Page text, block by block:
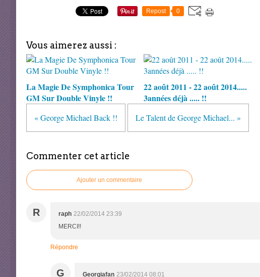
Repost 0
Vous aimerez aussi :
La Magie De Symphonica Tour
GM Sur Double Vinyle !!
22 août 2011 - 22 août 2014.....
3années déjà ..... !!
« George Michael Back !! Le Talent de George Michael... »
Commenter cet article
Ajouter un commentaire
R raph 22/02/2014 23:39
MERCI!!
Répondre
G Georgiafan 23/02/2014 08:01